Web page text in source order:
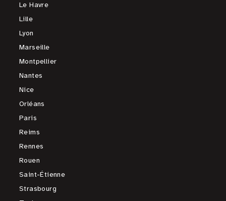
Le Havre
Lille
Lyon
Marseille
Montpellier
Nantes
Nice
Orléans
Paris
Reims
Rennes
Rouen
Saint-Étienne
Strasbourg